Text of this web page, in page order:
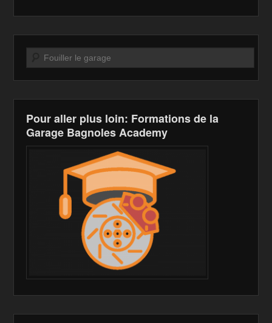
o
o
k
n
W
is
h
Li
st
n
k
Recherche
Pour aller plus loin: Formations de la
Garage Bagnoles Academy